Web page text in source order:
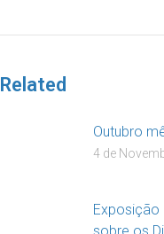
Related
Outubro
4 de
Exposição
sobre os